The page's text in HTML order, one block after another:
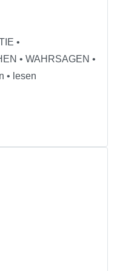
•
• WAHRSAGEN •
• lesen